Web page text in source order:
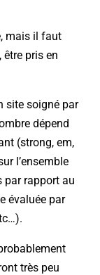
mais il faut
pris en
site soigné par
dépend
(strong, em,
l’ensemble
par rapport au
évaluée par
très peu